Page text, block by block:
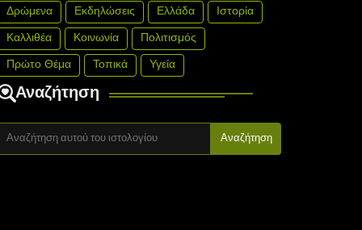
Δρώμενα Εκδηλώσεις Ελλάδα Ιστορία
Καλλιθέα Κοινωνία Πολιτισμός
Πρώτο Θέμα Τοπικά Υγεία
Αναζήτηση